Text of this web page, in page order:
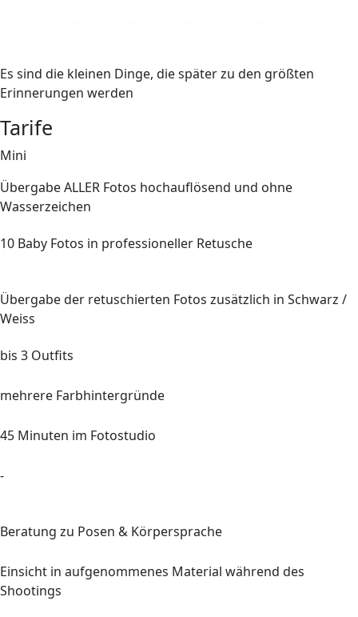
Es sind die kleinen Dinge, die später zu den größten
Erinnerungen werden
Tarife
Mini
ÜbergabeALLER Fotos hochauflösend und ohne
Wasserzeichen
10 Baby Fotos in professioneller Retusche
Übergabe der retuschierten Fotos zusätzlich in Schwarz /
Weiss
bis 3 Outfits
mehrere Farbhintergründe
45 Minuten im Fotostudio
-
Beratung zu Posen & Körpersprache
Einsicht in aufgenommenes Material während des
Shootings